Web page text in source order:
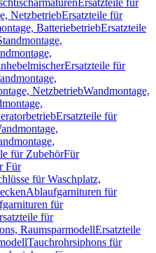
Ersatzteile für
NetzbetriebErsatzteile für
BatteriebetriebErsatzteile
Ersatzteile für
NetzbetriebWandmontage,
Ersatzteile für
für ZubehörFür
Für
für Waschplatz,
Ablaufgarnituren für
für
für
RaumsparmodellErsatzteile
Tauchrohrsiphons für